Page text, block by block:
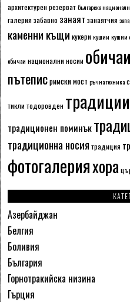
архитектурен резерват българска
галерия забавно занаят занаятчия
каменни къщи кукери кушии кушии
обичаи национални носии обичаи
пътеписримски мост ръчна техника
тикли тодоровден традиции
традиционен поминък
традиционна носия традиция
фотогалерияхора
Азербайджан
Белгия
Боливия
България
Горнотракийска низина
Гърция